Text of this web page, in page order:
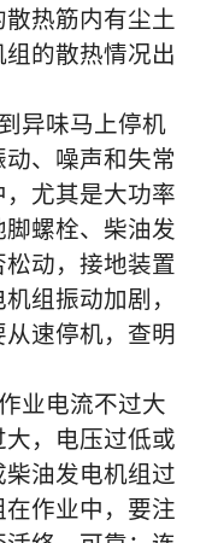
热筋内有尘土
的散热情况出
异味马上停机
、噪声和失常
尤其是大功率
螺栓、柴油发
动，接地装置
组振动加剧，
速停机，查明
业电流不过大
，电压过低或
油发电机组过
作业中，要注